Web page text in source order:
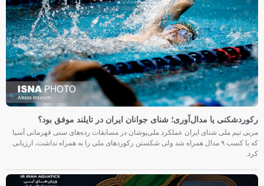
رکوردشکنی یا مدال‌آوری؛ شنای جوانان ایران در تایلند موفق بود؟
مربی تیم ملی شنای ایران عملکرد ملی‌پوشان در مسابقات رده‌های سنی قهرمانی آسیا
که با کسب ۹ مدال همراه شد ولی شکستن رکوردهای ملی را به همراه نداشت، ارزیابی
کرد.